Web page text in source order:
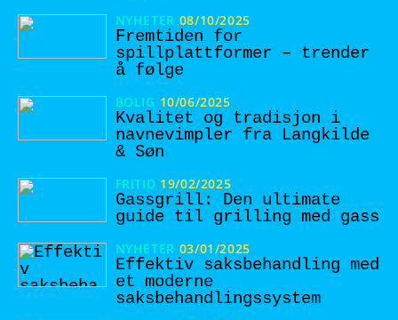
NYHETER 08/10/2025
Fremtiden for
spillplattformer – trender
å følge
BOLIG 10/06/2025
Kvalitet og tradisjon i
navnevimpler fra Langkilde
& Søn
FRITID 19/02/2025
Gassgrill: Den ultimate
guide til grilling med gass
NYHETER 03/01/2025
Effektiv saksbehandling med
et moderne
saksbehandlingssystem